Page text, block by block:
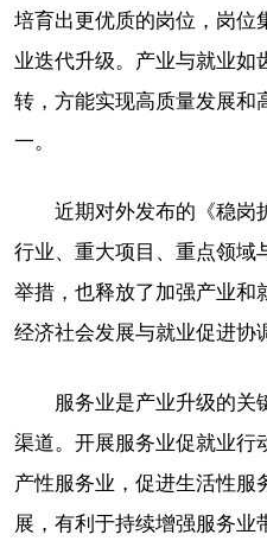
培育出更优质的岗位，岗位
业迭代升级。产业与就业如
转，方能实现高质量发展和
一。
近期对外发布的《稳岗
行业、重大项目、重点领域
举措，也释放了加强产业和
经济社会发展与就业促进协
服务业是产业升级的关
渠道。开展服务业促就业行
产性服务业，促进生活性服
展，有利于持续增强服务业